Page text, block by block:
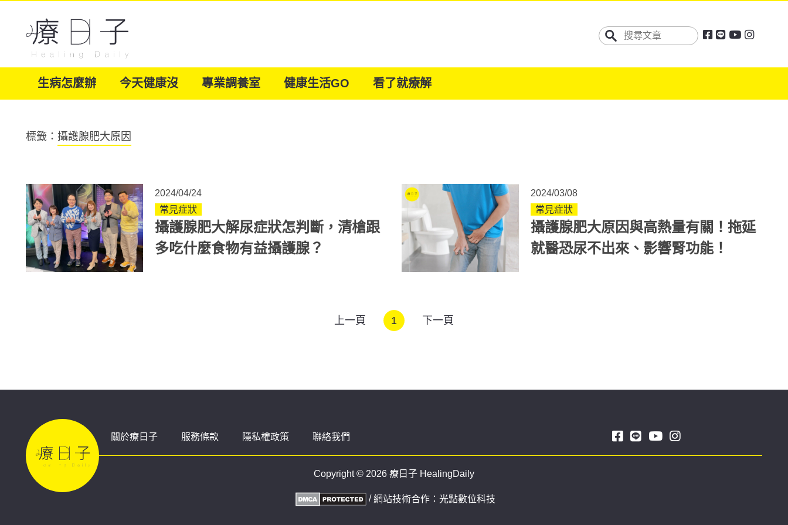
生病怎麼辦 今天健康沒 專業調養室 健康生活GO 看了就療解
標籤： 攝護腺肥大原因
2024/04/24
常見症狀
攝護腺肥大解尿症狀怎判斷，清槍跟
多吃什麼食物有益攝護腺？
2024/03/08
常見症狀
攝護腺肥大原因與高熱量有關！拖延
就醫恐尿不出來、影響腎功能！
上一頁 1 下一頁
關於療日子 服務條款 隱私權政策 聯絡我們
Copyright © 2026 療日子 HealingDaily
/網站技術合作： 光點數位科技